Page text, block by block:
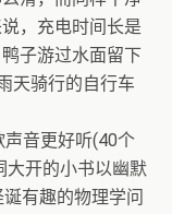
，充电时间长是
子游过水面留下
天骑行的自行车
声音更好听(40个
大开的小书以幽默
有趣的物理学问